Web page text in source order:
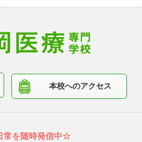
本校へのアクセス
常を随時発信中☆